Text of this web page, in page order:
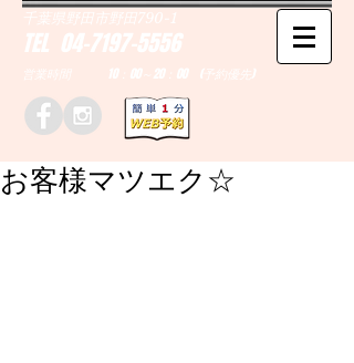
TEL 04-7197-5556
営業時間 10：00～20：00 (予約優先)
千葉県野田市野田790-1
お客様マツエク☆